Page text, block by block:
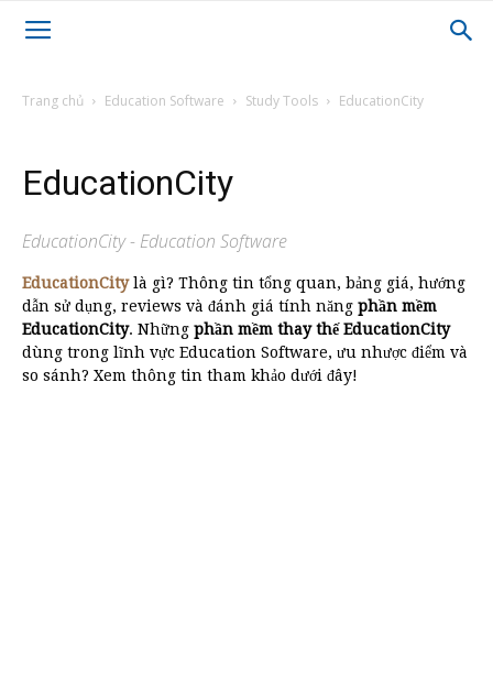
Trang chủ Education Software Study Tools EducationCity
EducationCity
EducationCity - Education Software
EducationCitylà gì? Thông tin tổng quan, bảng giá, hướng
dẫn sử dụng, reviews và đánh giá tính năng phần mềm
EducationCity. Những phần mềm thay thế EducationCity
dùng trong lĩnh vực Education Software, ưu nhược điểm và
so sánh? Xem thông tin tham khảo dưới đây!